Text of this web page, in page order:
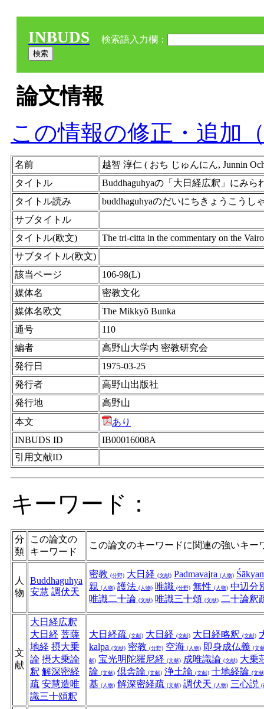
INBUDS 検索語入力欄：
論文情報
この情報の修正・追加
名前
越智 淳仁 ( おち じゅんにん, Junnin
タイトル
Buddhaguhyaの「大日経広釈」にみら
タイトル読み
buddhaguhyaのだいにちきょうこうし
サブタイトル
タイトル(欧文)
The tri-citta in the commentary on the
サブタイトル(欧文)
該当ページ
106-98(L)
媒体名
密教文化
媒体名欧文
The Mikkyō Bunka
通号
110
編者
高野山大学内 密教研究会
発行日
1975-03-25
発行者
高野山出版社
発行地
高野山
本文
あり
INBUDS ID
IB00016008A
引用文献ID
キーワード：
分
類
この論文の
キーワード
この論文のキーワードに関連の強いキー
人
物
Buddhaguhya
安慧 調伏天
密教 (分野) 大日経 (文献) Padmavajra (人物)
親 (人物) 護法 (人物) 唯識 (分野) 無性 (人物) 中辺分
唯識二十論 (文献) 唯識三十頌 (文献) 二十論釈
文
献
大日経広釈
大日経 菩薩
地経 摂大乗
論 摂大乗論
釈 解深密経
疏 安慧造唯
識三十頌釈
大日経疏 (文献) 大日経 (文献) 大日経略釈 (文献)
kalpa (文献) 密教 (分野) 空海 (人物) 即身成仏義 (文
献) 宝光明陀羅尼経 (文献) 成唯識論 (文献) 大乗
論 (文献) 倶舎論 (文献) 浄土論 (文献) 十地経論 (文
基 (人物) 解深密経疏 (文献) 調伏天 (人物) 三心説 (